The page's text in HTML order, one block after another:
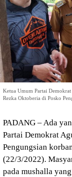
Ketua Umum Partai
Rezka Oktoberia di Posko
PADANG – Ada
Partai Demokrat
Pengungsian
(22/3/2022).
pada mushalla